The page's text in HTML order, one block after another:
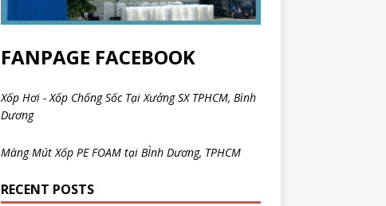
FANPAGE FACEBOOK
Xốp Hơi - Xốp Chống Sốc Tại Xưởng SX TPHCM, Bình
Dương
Màng Mút Xốp PE FOAM tại BÌnh Dương, TPHCM
RECENT POSTS